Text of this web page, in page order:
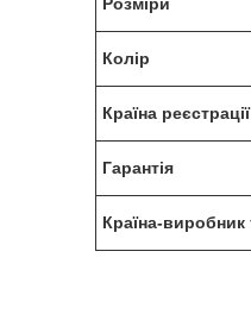
Колір
Країна
Гарантія
Країна-виробник